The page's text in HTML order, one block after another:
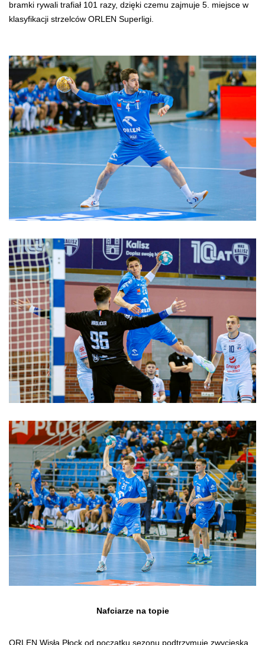
bramki rywali trafiał 101 razy, dzięki czemu zajmuje 5. miejsce w
klasyfikacji strzelców ORLEN Superligi.
Nafciarze na topie
ORLEN Wisła Płock od początku sezonu podtrzymuje zwycięską